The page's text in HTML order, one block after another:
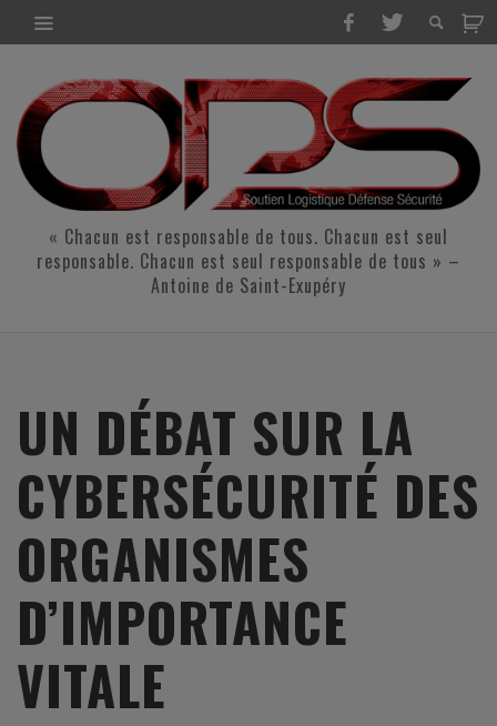
« Chacun est responsable de tous. Chacun est seul
responsable. Chacun est seul responsable de tous » –
Antoine de Saint-Exupéry
UN DÉBAT SUR LA
CYBERSÉCURITÉ DES
ORGANISMES
D’IMPORTANCE
VITALE